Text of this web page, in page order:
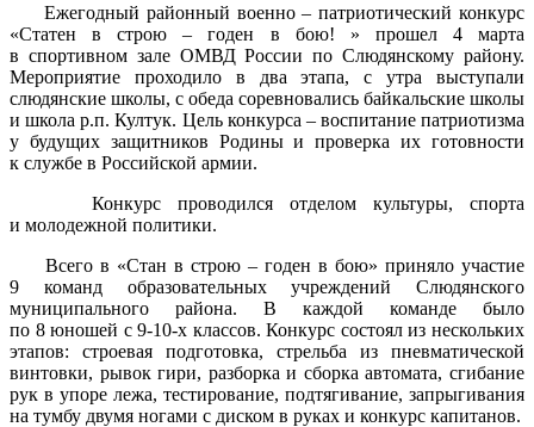
Ежегодный районный военно – патриотический конкурс
«Статен в строю – годен в бою! » прошел 4 марта
в спортивном зале ОМВД России по Слюдянскому району.
Мероприятие проходило в два этапа, с утра выступали
слюдянские школы, с обеда соревновались байкальские школы
и школа р.п. Култук. Цель конкурса – воспитание патриотизма
у будущих защитников Родины и проверка их готовности
к службе в Российской армии.
Конкурс проводился отделом культуры, спорта
и молодежной политики.
Всего в «Стан в строю – годен в бою» приняло участие
9 команд образовательных учреждений Слюдянского
муниципального района. В каждой команде было
по 8 юношей с 9-10-х классов. Конкурс состоял из нескольких
этапов: строевая подготовка, стрельба из пневматической
винтовки, рывок гири, разборка и сборка автомата, сгибание
рук в упоре лежа, тестирование, подтягивание, запрыгивания
на тумбу двумя ногами с диском в руках и конкурс капитанов.